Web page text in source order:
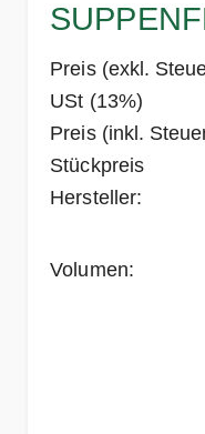
Preis (exkl.
USt (13%)
Preis (inkl.
Stückpreis
Hersteller:
Volumen: